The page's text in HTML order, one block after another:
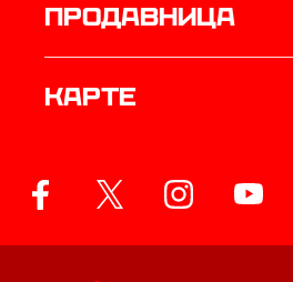
продавница
Карте